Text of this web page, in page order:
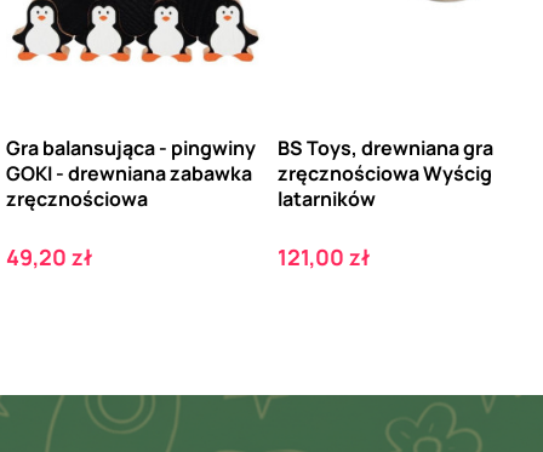
Gra balansująca - pingwiny
GOKI - drewniana zabawka
zręcznościowa
Cena
49,20 zł
BS Toys, drewniana gra
zręcznościowa Wyścig
latarników
Cena
121,00 zł